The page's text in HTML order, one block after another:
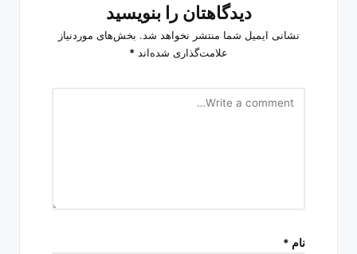
دیدگاهتان را بنویسید
نشانی ایمیل شما منتشر نخواهد شد. بخش‌های موردنیاز
علامت‌گذاری شده‌اند *
نام *